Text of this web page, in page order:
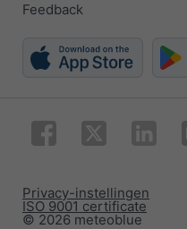
Feedback
© 2026 meteoblue
ISO 9001 certificate
Privacy-instellingen